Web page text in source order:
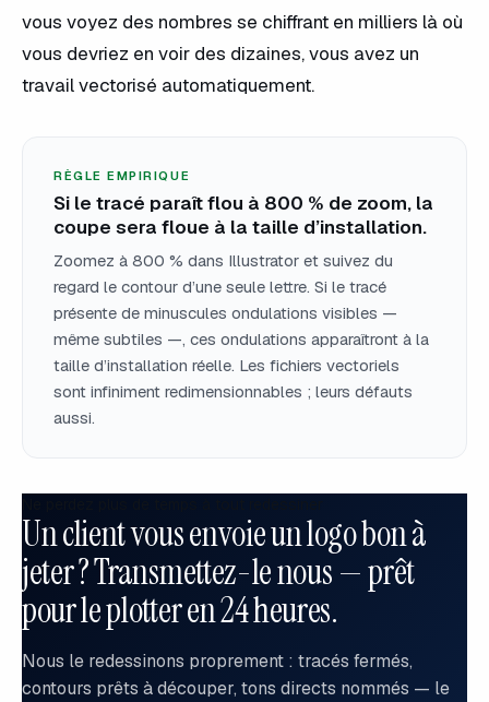
vous voyez des nombres se chiffrant en milliers là où
vous devriez en voir des dizaines, vous avez un
travail vectorisé automatiquement.
RÈGLE EMPIRIQUE
Si le tracé paraît flou à 800 % de zoom, la
coupe sera floue à la taille d’installation.
Zoomez à 800 % dans Illustrator et suivez du
regard le contour d’une seule lettre. Si le tracé
présente de minuscules ondulations visibles —
même subtiles —, ces ondulations apparaîtront à la
taille d’installation réelle. Les fichiers vectoriels
sont infiniment redimensionnables ; leurs défauts
aussi.
Un client vous envoie un logo bon à
jeter ? Transmettez-le nous — prêt
pour le plotter en 24 heures.
Nous le redessinons proprement : tracés fermés,
contours prêts à découper, tons directs nommés — le